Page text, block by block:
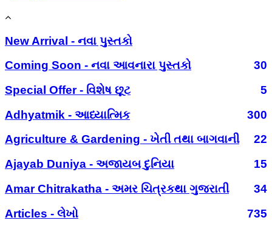
New Arrival - નવા પુસ્તકો
Coming Soon - નવા આવનારા પુસ્તકો
30
Special Offer - વિશેષ છૂટ
5
Adhyatmik - આધ્યાત્મિક
300
Agriculture & Gardening - ખેતી તથા બાગવાની
22
Ajayab Duniya - અજાયબ દુનિયા
15
Amar Chitrakatha - અમર ચિત્રકથા ગુજરાતી
34
Articles - લેખો
735